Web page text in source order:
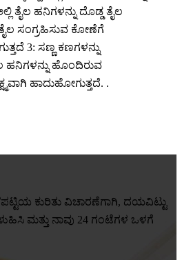
ತೈಲ ಹನಿಗಳನ್ನು ದೊಡ್ಡ ತೈಲ
ಸಂಗ್ರಹಿಸುವ ಕೋಣೆಗೆ
3: ಸಣ್ಣ ಕಣಗಳನ್ನು
ಹನಿಗಳನ್ನು ಹೊಂದಿರುವ
ಹಾದುಹೋಗುತ್ತದೆ. .
ಕುರಿತು ವಿಚಾರಣೆಗಾಗಿ, ದಯವಿಟ್ಟು
ಮತ್ತು ನಾವು 24 ಗಂಟೆಗಳ ಒಳಗೆ